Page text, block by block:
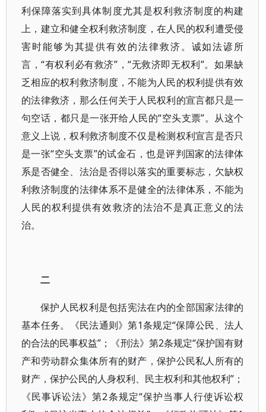
利保障落实到具体制度尤其是权利救济制度的构建
上，建立和健全权利救济制度，在人民的权利遭受侵
害时能够为其提供有效的法律救济。诚如法谚所
言，“有权利必有救济”，“无救济即无权利”。如果缺
乏相应的权利救济制度，不能为人民的权利提供有效
的法律救济，那么任何关于人民权利的宣言都只是一
句空话，都只是一张开给人民的“空头支票”。从这个
意义上说，权利救济制度不仅是检测权利宣言是否只
是一张“空头支票”的试金石，也是评判国家的法律体
系是否健全、法治是否得以落实的重要标志，欠缺权
利救济制度的法律体系不是健全的法律体系，不能为
人民的权利提供有效救济的法治不是真正意义的法
治。
二
保护人民权利是包括宪法在内的全部国家法律的
基本任务。《民法通则》第1条规定“保障公民、法人
的合法的民事权益”；《刑法》第2条规定“保护国有财
产和劳动群众集体所有的财产，保护公民私人所有的
财产，保护公民的人身权利、民主权利和其他权利”；
《民事诉讼法》第2条规定“保护当事人行使诉讼权